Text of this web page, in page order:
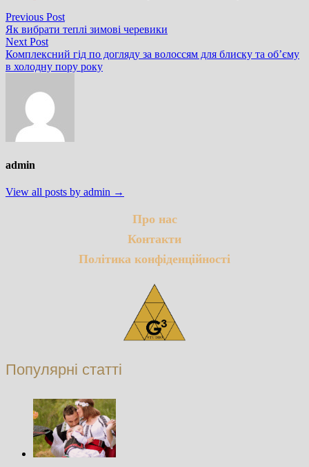
Навігація
записів
Previous PostPrevious
post:
Як вибрати теплі зимові черевики
Next PostNext
post:
Комплексний гід по догляду за волоссям для блиску та об’єму
в холодну пору року
admin
View all posts by admin →
Про нас
Контакти
Політика конфіденційності
Популярні статті